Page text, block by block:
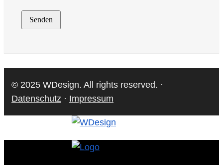
© 2025 WDesign. All rights reserved. ·
Datenschutz · Impressum